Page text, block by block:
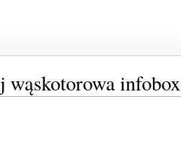
wąskotorowa infobox